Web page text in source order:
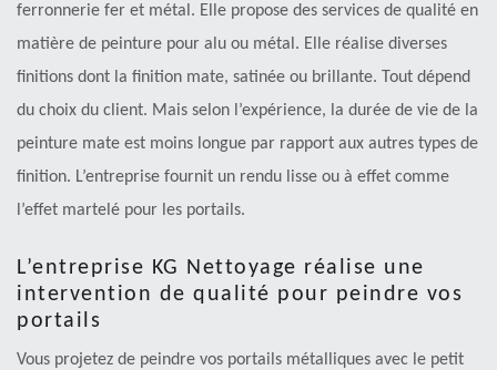
ferronnerie fer et métal. Elle propose des services de qualité en
matière de peinture pour alu ou métal. Elle réalise diverses
finitions dont la finition mate, satinée ou brillante. Tout dépend
du choix du client. Mais selon l’expérience, la durée de vie de la
peinture mate est moins longue par rapport aux autres types de
finition. L’entreprise fournit un rendu lisse ou à effet comme
l’effet martelé pour les portails.
L’entreprise KG Nettoyage réalise une
intervention de qualité pour peindre vos
portails
Vous projetez de peindre vos portails métalliques avec le petit